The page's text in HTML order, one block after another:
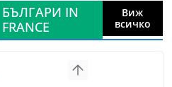
БЪЛГАРИ IN
FRANCE
Виж
всичко